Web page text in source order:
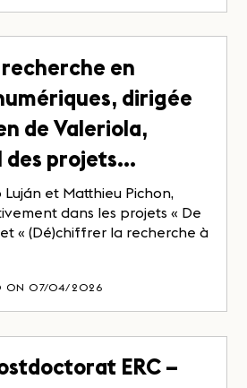
recherche en
dirigée
de Valeriola,
des projets…
et Matthieu Pichon,
dans les projets « De
« (Dé)chiffrer la recherche à
ON 07/04/2026
ERC –